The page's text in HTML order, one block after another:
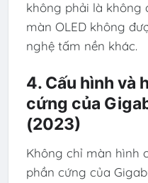
không phải là không
màn OLED không
nghệ tấm nền khác.
4. Cấu hình và
cứng của
(2023)
Không chỉ màn hình
phần cứng của